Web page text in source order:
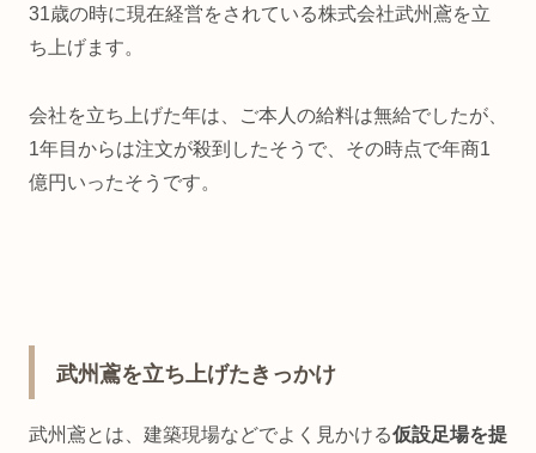
31歳の時に現在経営をされている株式会社武州鳶を立
ち上げます。
会社を立ち上げた年は、ご本人の給料は無給でしたが、
1年目からは注文が殺到したそうで、その時点で年商1
億円いったそうです。
武州鳶を立ち上げたきっかけ
武州鳶とは、建築現場などでよく見かける仮設足場を提